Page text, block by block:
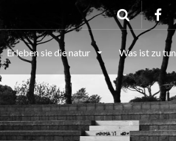
Erleben sie die natur Was ist zu tun